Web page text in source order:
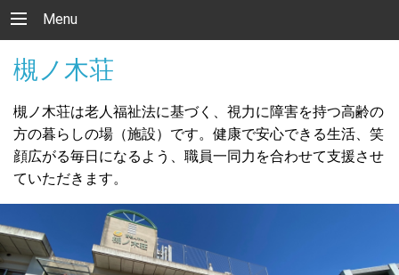
Menu
槻ノ木荘
槻ノ木荘は老人福祉法に基づく、視力に障害を持つ高齢の
方の暮らしの場（施設）です。健康で安心できる生活、笑
顔広がる毎日になるよう、職員一同力を合わせて支援させ
ていただきます。